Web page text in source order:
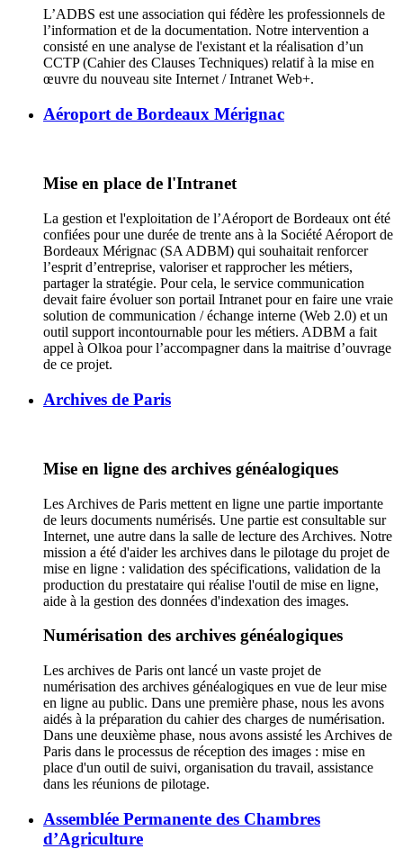
L’ADBS est une association qui fédère les professionnels de
l’information et de la documentation. Notre intervention a
consisté en une analyse de l'existant et la réalisation d’un
CCTP (Cahier des Clauses Techniques) relatif à la mise en
œuvre du nouveau site Internet / Intranet Web+.
Aéroport de Bordeaux Mérignac
Mise en place de l'Intranet
La gestion et l'exploitation de l’Aéroport de Bordeaux ont été
confiées pour une durée de trente ans à la Société Aéroport de
Bordeaux Mérignac (SA ADBM) qui souhaitait renforcer
l’esprit d’entreprise, valoriser et rapprocher les métiers,
partager la stratégie. Pour cela, le service communication
devait faire évoluer son portail Intranet pour en faire une vraie
solution de communication / échange interne (Web 2.0) et un
outil support incontournable pour les métiers. ADBM a fait
appel à Olkoa pour l’accompagner dans la maitrise d’ouvrage
de ce projet.
Archives de Paris
Mise en ligne des archives généalogiques
Les Archives de Paris mettent en ligne une partie importante
de leurs documents numérisés. Une partie est consultable sur
Internet, une autre dans la salle de lecture des Archives. Notre
mission a été d'aider les archives dans le pilotage du projet de
mise en ligne : validation des spécifications, validation de la
production du prestataire qui réalise l'outil de mise en ligne,
aide à la gestion des données d'indexation des images.
Numérisation des archives généalogiques
Les archives de Paris ont lancé un vaste projet de
numérisation des archives généalogiques en vue de leur mise
en ligne au public. Dans une première phase, nous les avons
aidés à la préparation du cahier des charges de numérisation.
Dans une deuxième phase, nous avons assisté les Archives de
Paris dans le processus de réception des images : mise en
place d'un outil de suivi, organisation du travail, assistance
dans les réunions de pilotage.
Assemblée Permanente des Chambres
d’Agriculture